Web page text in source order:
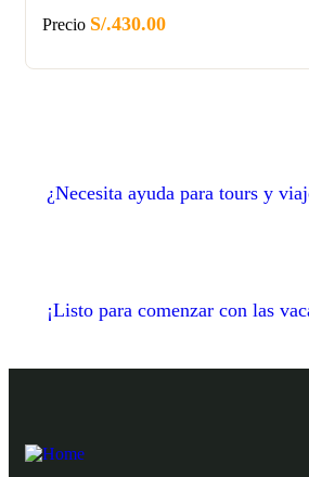
Precio S/.430.00
¿Necesita ayuda para tours y
¡Listo para comenzar con las